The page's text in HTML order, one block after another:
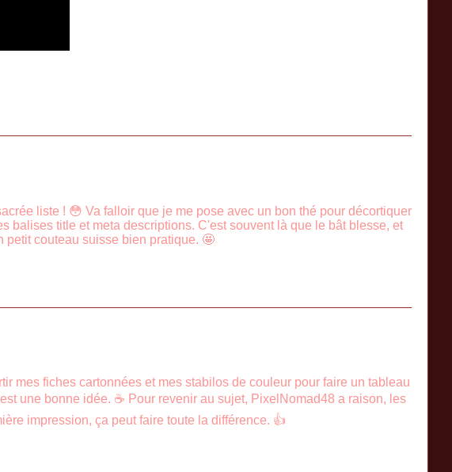
liste ! 😳 Va falloir que je me pose avec un bon thé pour décortiquer
balises title et meta descriptions. C'est souvent là que le bât blesse, et
petit couteau suisse bien pratique. 🤩
mes fiches cartonnées et mes stabilos de couleur pour faire un tableau
une bonne idée. ☕ Pour revenir au sujet, PixelNomad48 a raison, les
impression, ça peut faire toute la différence. 👍